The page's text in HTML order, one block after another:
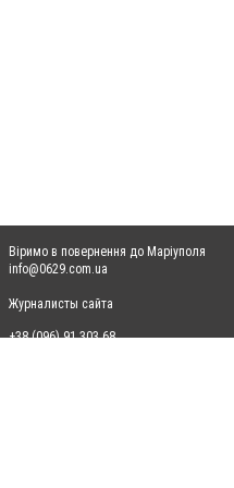
Віримо в повернення до Маріуполя
info@0629.com.ua
Журналисты сайта
+38 (096) 91 303 68